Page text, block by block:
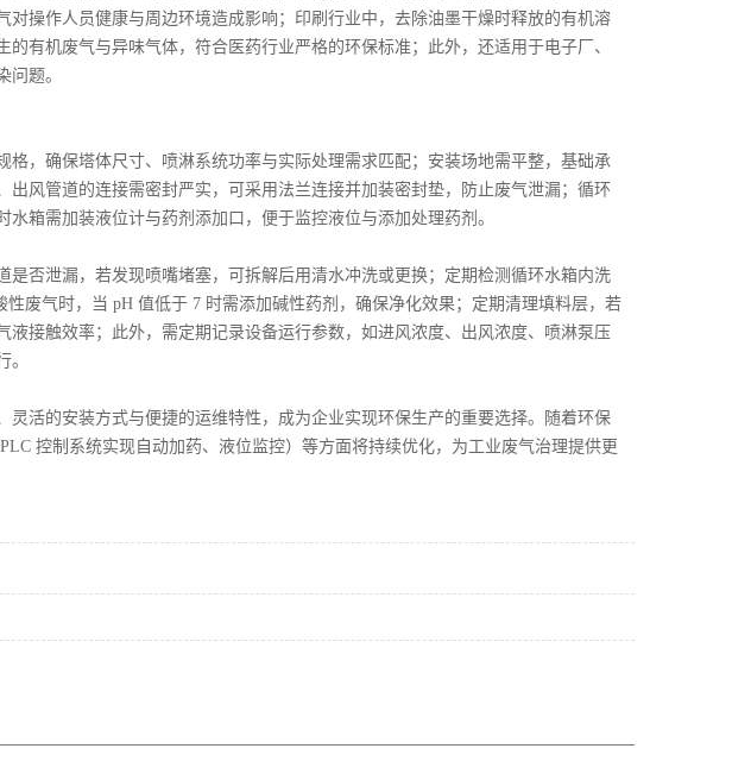
操作人员健康与周边环境造成影响；印刷行业中，去除油墨干燥时释放的有机溶
有机废气与异味气体，符合医药行业严格的环保标准；此外，还适用于电子厂、
问题。
，确保塔体尺寸、喷淋系统功率与实际处理需求匹配；安装场地需平整，基础承
风管道的连接需密封严实，可采用法兰连接并加装密封垫，防止废气泄漏；循环
箱需加装液位计与药剂添加口，便于监控液位与添加处理药剂。
否泄漏，若发现喷嘴堵塞，可拆解后用清水冲洗或更换；定期检测循环水箱内洗
废气时，当 pH 值低于 7 时需添加碱性药剂，确保净化效果；定期清理填料层，若
接触效率；此外，需定期记录设备运行参数，如进风浓度、出风浓度、喷淋泵压
。
活的安装方式与便捷的运维特性，成为企业实现环保生产的重要选择。随着环保
控制系统实现自动加药、液位监控）等方面将持续优化，为工业废气治理提供更